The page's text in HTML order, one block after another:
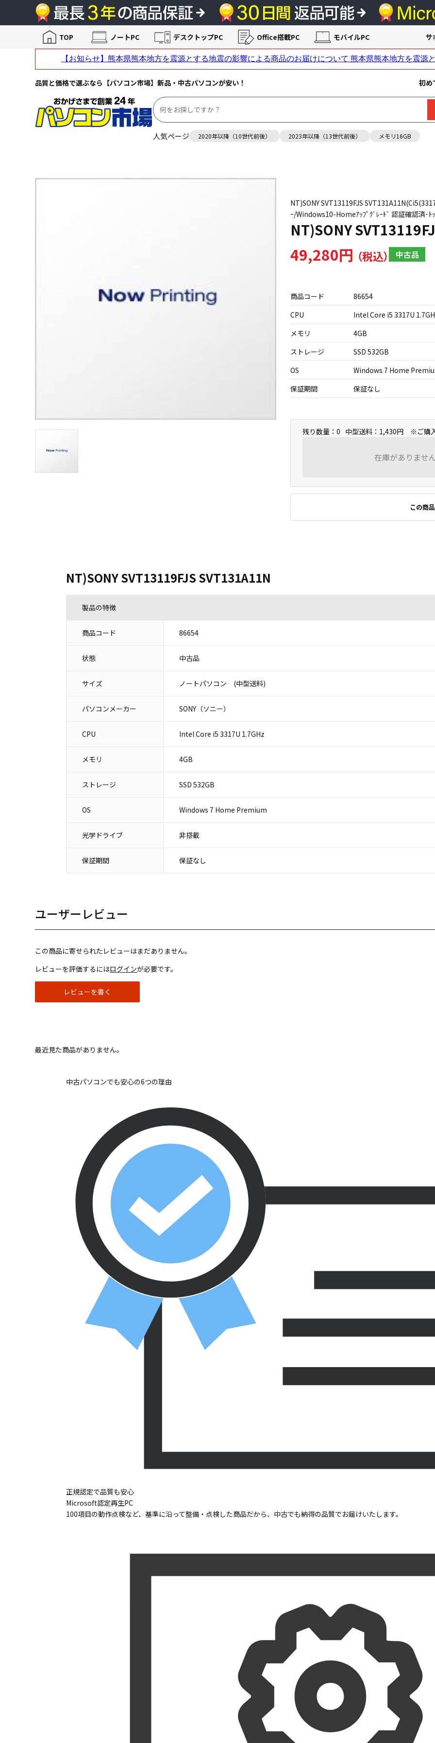
品質と価格で選ぶなら【パソコン市場】新品・中古パソコンが安い！ 初め
人気ページ 2020年以降（10世代前後） 2023年以降（13世代前後） メモリ16GB
TOP ノートPC デスクトップPC Office搭載PC モバイルPC サ
NT)SONY SVT13119FJS
ｰ/Windows10-Homeｱｯﾌﾟｸﾞﾚｰﾄﾞ 認証確認済･ﾄ
NT)SONY
49,280円 中古品
商品コード
86654
CPU
Intel Core i5 3317U
メモリ
4GB
ストレージ
SSD 532GB
OS
Windows 7 Home
保証期間
保証なし
残り数量：0 中型送料：1,430円 ※ご購入
在庫がありませ
この商
NT)SONY SVT13119FJS SVT131A11N
製品の特徴
商品コード 86654
状態 中古品
サイズ ノートパソコン (中型送料)
パソコンメーカー SONY（ソニー）
CPU Intel Core i5 3317U 1.7GHz
メモリ 4GB
ストレージ SSD 532GB
OS Windows 7 Home Premium
光学ドライブ 非搭載
保証期間 保証なし
ユーザーレビュー
この商品に寄せられたレビューはまだありません。
レビューを評価するにはログインが必要です。
レビューを書く
最近見た商品がありません。
中古パソコンでも安心の6つの理由
正規認定で品質も安心
Microsoft認定再生PC
100項目の動作点検など、基準に沿って整備・点検した商品だから、中古でも納得の品質でお届けいたします。